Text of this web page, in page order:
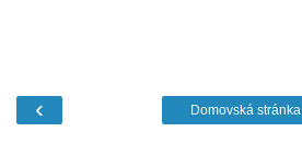
‹ Domovská stránka